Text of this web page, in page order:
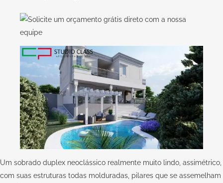
Um sobrado duplex neoclássico realmente muito lindo, assimétrico,
com suas estruturas todas molduradas, pilares que se assemelham